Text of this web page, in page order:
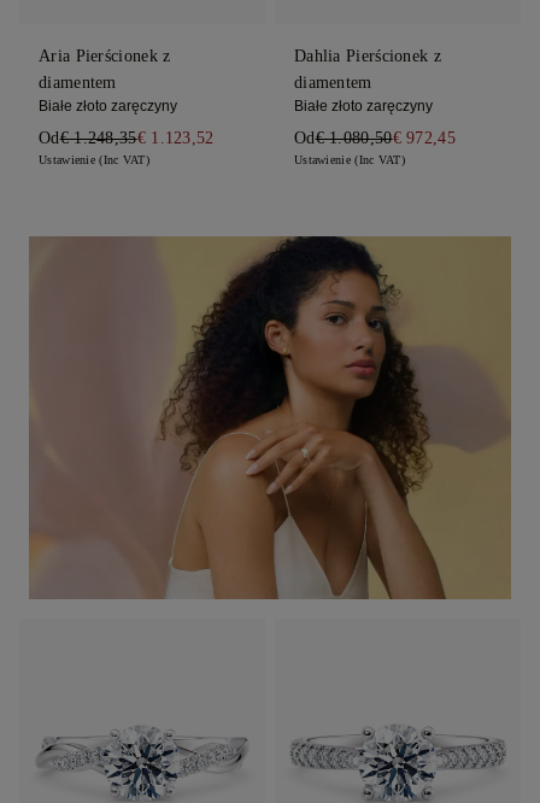
Aria Pierścionek z
diamentem
Białe złoto zaręczyny
Od€ 1.248,35€ 1.123,52
Ustawienie (Inc VAT)
Dahlia Pierścionek z
diamentem
Białe złoto zaręczyny
Od€ 1.080,50€ 972,45
Ustawienie (Inc VAT)